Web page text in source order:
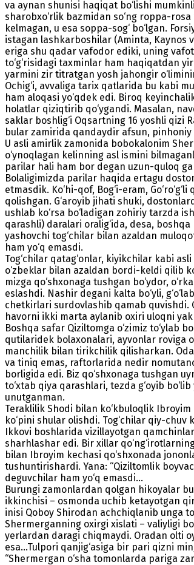
va aynan shunisi haqiqat bo‘lishi
sharobxo‘rlik bazmidan so‘ng roppa-
kelmagan, u esa soppa-sog‘ bo‘lgan.
istagan lashkarboshilar (Aminta, Kaynos
eriga shu qadar vafodor ediki, uning
to‘g‘risidagi taxminlar ham haqiqatdan
yarmini zir titratgan yosh jahongir
Ochig‘i, avvaliga tarix qatlarida bu kabi
ham aloqasi yo‘qdek edi. Biroq
holatlar qiziqtirib qo‘ygandi. Masalan,
saklar boshlig‘i Oqsartning 16 yoshli qizi
bular zamirida qandaydir afsun, pinhoniy
U asli amirlik zamonida bobokalonim
o‘ynoqlagan kelinning asl ismini
parilar hali ham bor degan uzun-quloq
Bolaligimizda parilar haqida ertagu
etmasdik. Ko‘­hi-qof, Bog‘i-eram,
qolishgan. G‘aroyib jihati shuki,
ushlab ko‘rsa bo‘ladigan zohiriy tarzda
qarashli) daralari oralig‘ida, desa,
yashovchi tog‘chilar bilan azaldan
ham yo‘q emasdi.
Tog‘chilar qatag‘onlar, kiyikchilar kabi
o‘zbeklar bilan azaldan bordi-keldi qilib
mizga qo‘shxonaga tushgan bo‘ydor,
eslashdi. Nashir degani kalta bo‘yli,
chetkirlari surdovlashib qamab quvishdi.
havorni ikki marta aylanib oxiri uloqni
Boshqa safar Qiziltomga o‘zimiz to‘ylab
qutilaridek bolaxonalari, ayvonlar roviga
manchilik bilan tirikchilik qilisharkan.
va tiniq emas, raftorlarida nedir
borligida edi. Biz qo‘shxonaga tushgan
to‘xtab qiya qarashlari, tezda g‘oyib
unutganman.
Teraklilik Shodi bilan ko‘kbuloqlik
ko‘pini shular olishdi. Tog‘chilar qiy-
Ikkovi boshlarida vizillayotgan
sharhlashar edi. Bir xillar
bilan Ibroyim kechasi qo‘shxonada
tushuntirishardi. Yana: “Qiziltomlik
deguvchilar ham yo‘q emasdi...
Burungi zamonlardan qolgan hikoyalar
ikkinchisi – osmonda uchib ketayotgan
inisi Qoboy Shirodan achchiqlanib unga
Shermerganning oxirgi xislati – valiyligi
yerlardan daragi chiqmaydi. Oradan olti
esa...Tulpori qanjig‘asiga bir pari qizni
“Shermergan o‘sha tomonlarda pariga